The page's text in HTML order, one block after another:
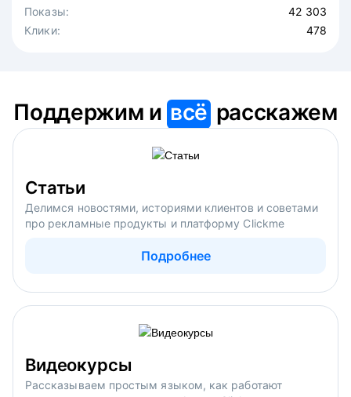
Показы:
42 303
Клики:
478
Клики:
475
Поддержим ивсё расскажем
Статьи
Делимся новостями, историями клиентов и советами
про рекламные продукты и платформу Clickme
Подробнее
Видеокурсы
Рассказываем простым языком, как работают